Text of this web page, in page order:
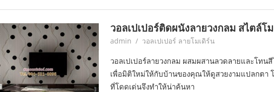
วอลเปเปอร์ติดผนังลายวงกลม สไตล์โ
June 6, 2017
admin วอลเปเปอร์ ลายโมเดิร์น
วอลเปเปอร์ลายวงกลม ผสมผสานลวดลายและโทนสี
เพื่อมิติใหม่ให้กับบ้านของคุณให้ดูสวยงามแปลกตา
ที่โดดเด่นจึงทำให้น่าค้นหา